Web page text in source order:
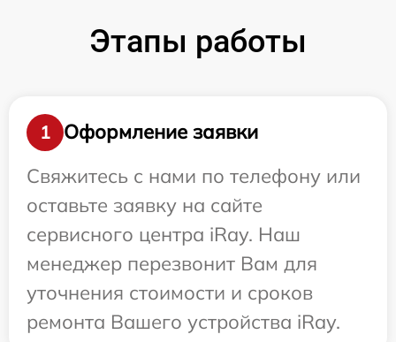
Этапы работы
1
Оформление заявки
Свяжитесь с нами по телефону или
оставьте заявку на сайте
сервисного центра iRay. Наш
менеджер перезвонит Вам для
уточнения стоимости и сроков
ремонта Вашего устройства iRay.